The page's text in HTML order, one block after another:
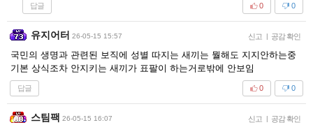
답글 0
0
유지어터 26-05-15 15:57 신고 | 공감 확인
국민의 생명과 관련된 보직에 성별 따지는 새끼는 뭘해도 지지안하는중
기본 상식조차 안지키는 새끼가 표팔이 하는거로밖에 안보임
답글 0
0
스팀팩 26-05-15 16:07 신고 | 공감 확인